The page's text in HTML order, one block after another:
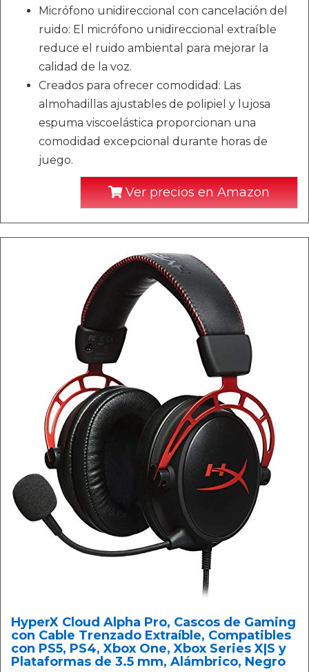
Micrófono unidireccional con cancelación del
ruido: El micrófono unidireccional extraíble
reduce el ruido ambiental para mejorar la
calidad de la voz.
Creados para ofrecer comodidad: Las
almohadillas ajustables de polipiel y lujosa
espuma viscoelástica proporcionan una
comodidad excepcional durante horas de
juego.
Ver precios en Amazon
HyperX Cloud Alpha Pro, Cascos de Gaming
con Cable Trenzado Extraíble, Compatibles
con PS5, PS4, Xbox One, Xbox Series X|S y
Plataformas de 3.5 mm, Alámbrico, Negro